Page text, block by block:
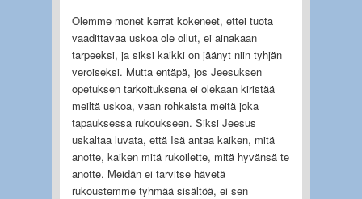
Olemme monet kerrat kokeneet, ettei tuota
vaadittavaa uskoa ole ollut, ei ainakaan
tarpeeksi, ja siksi kaikki on jäänyt niin tyhjän
veroiseksi. Mutta entäpä, jos Jeesuksen
opetuksen tarkoituksena ei olekaan kiristää
meiltä uskoa, vaan rohkaista meitä joka
tapauksessa rukoukseen. Siksi Jeesus
uskaltaa luvata, että Isä antaa kaiken, mitä
anotte, kaiken mitä rukoilette, mitä hyvänsä te
anotte. Meidän ei tarvitse hävetä
rukoustemme tyhmää sisältöä, ei sen